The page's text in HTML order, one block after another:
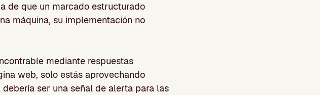
de que un marcado estructurado
máquina, su implementación no
mediante respuestas
web, solo estás aprovechando
ser una señal de alerta para las